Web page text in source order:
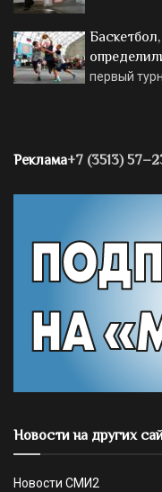
первый
Реклама+7 (3513)
Новости на других
Новости СМИ2